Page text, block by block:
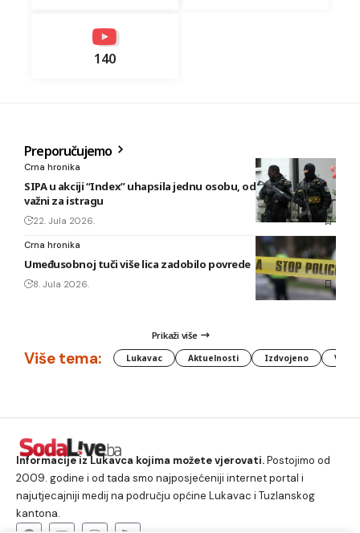
140
Preporučujemo
Crna hronika
SIPA u akciji “Index” uhapsila jednu osobu, oduzeti predmeti
važni za istragu
22. Jula 2026.
Crna hronika
Umeđusobnoj tuči više lica zadobilo povrede
8. Jula 2026.
Prikaži više
Više tema: Lukavac Aktuelnosti Izdvojeno
Informacije iz Lukavca kojima možete vjerovati.Postojimo od
2009. godine i od tada smo najposjećeniji internet portal i
najutjecajniji medij na području općine Lukavac i Tuzlanskog
kantona.